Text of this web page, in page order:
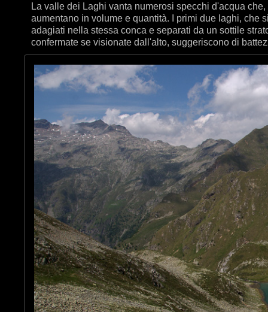
La valle dei Laghi vanta numerosi specchi d'acqua
aumentano in volume e quantità. I primi due laghi, che
adagiati nella stessa conca e separati da un sottile
confermate se visionate dall'alto, suggeriscono di